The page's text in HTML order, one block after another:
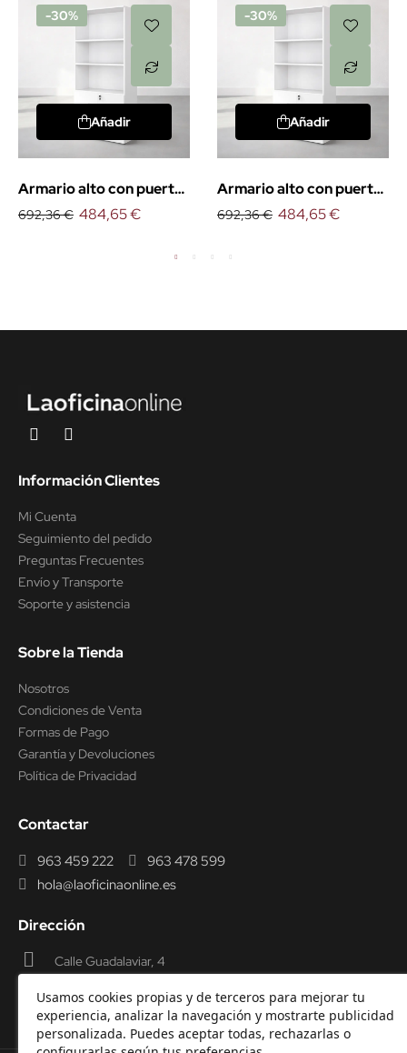
-30%
Añadir
Armario alto con puertas
bajas
692,36 € 484,65 €
-30%
Añadir
Armario alto con puertas
bajas. EXPRÉS
692,36 € 484,65 €
Usamos cookies propias y de terceros para mejorar tu
experiencia, analizar la navegación y mostrarte publicidad
personalizada. Puedes aceptar todas, rechazarlas o
Información Clientes
Mi Cuenta
Seguimiento del pedido
Preguntas Frecuentes
Envío y Transporte
Soporte y asistencia
Sobre la Tienda
Nosotros
Condiciones de Venta
Formas de Pago
Garantía y Devoluciones
Política de Privacidad
Contactar
963 459 222
963 478 599
hola@laoficinaonline.es
Dirección
Calle Guadalaviar, 4